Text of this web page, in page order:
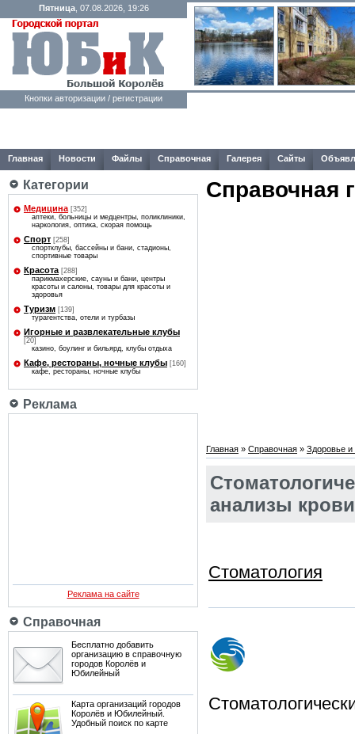
Пятница, 07.08.2026, 19:26
Кнопки авторизации / регистрации
Главная Новости Файлы Справочная Галерея Сайты
Категории
Медицина [352]
аптеки, больницы и медцентры, поликлиники,
наркология, оптика, скорая помощь
Спорт [258]
спортклубы, бассейны и бани, стадионы,
спортивные товары
Красота [288]
парикмахерские, сауны и бани, центры
красоты и салоны, товары для красоты и
здоровья
Туризм [139]
турагентства, отели и турбазы
Игорные и развлекательные клубы
[20]
казино, боулинг и бильярд, клубы отдыха
Кафе, рестораны, ночные клубы [160]
кафе, рестораны, ночные клубы
Реклама
Реклама на сайте
Справочная
Бесплатно добавить
организацию в справочную
городов Королёв и
Юбилейный
Карта организаций городов
Королёв и Юбилейный.
Удобный поиск по карте
Справочная
Главная » Справочная » Здоровье и
анализы крови
Cтоматология